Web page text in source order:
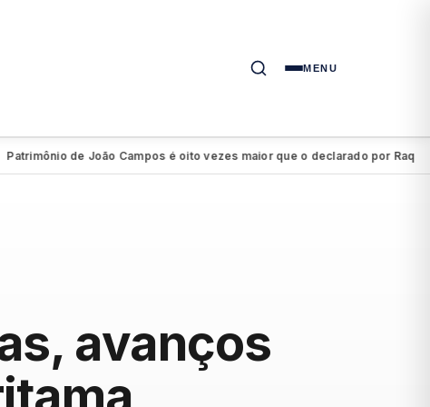
MENU
de João Campos é oito vezes maior que o declarado por Raquel Lyra
avanços